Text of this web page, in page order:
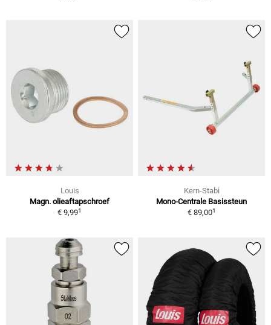
Louis
Magn. olieaftapschroef
€ 9,991
Kern-Stabi
Mono-Centrale Basissteun
€ 89,001